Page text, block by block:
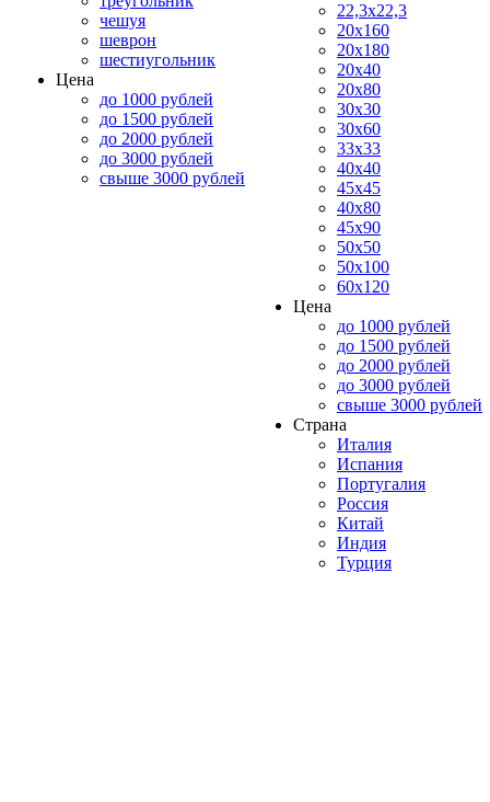
чешуя
шеврон
шестиугольник
Цена
до 1000 рублей
до 1500 рублей
до 2000 рублей
до 3000 рублей
свыше 3000 рублей
22,3x22,3
20x160
20x180
20x40
20x80
30x30
30x60
33x33
40x40
45x45
40x80
45x90
50x50
50x100
60x120
Цена
до 1000 рублей
до 1500 рублей
до 2000 рублей
до 3000 рублей
свыше 3000 рублей
Страна
Италия
Испания
Португалия
Россия
Китай
Индия
Турция